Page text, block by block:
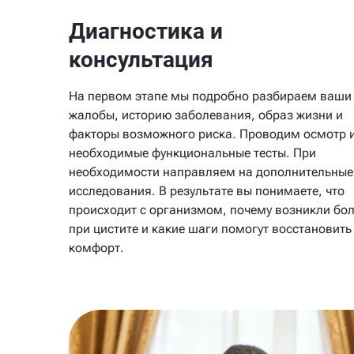
Диагностика и
консультация
На первом этапе мы подробно разбираем ваши
жалобы, историю заболевания, образ жизни и
факторы возможного риска. Проводим осмотр
необходимые функциональные тесты. При
необходимости направляем на дополнительные
исследования. В результате вы понимаете, что
происходит с организмом, почему возникли
при цистите и какие шаги помогут восстановить
комфорт.